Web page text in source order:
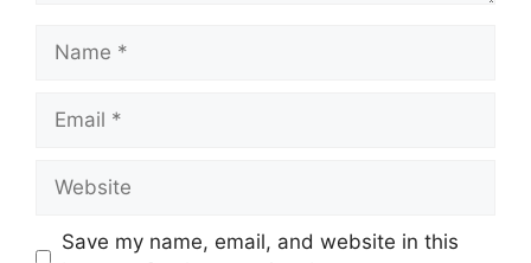
Name
Email
Website
Save my name, email, and website in this